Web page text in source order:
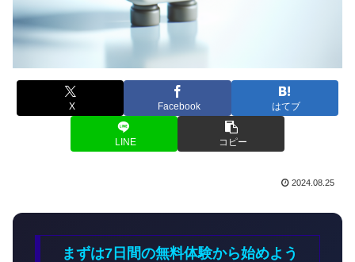
X Facebook はてブ
LINE コピー
2024.08.25
まずは7日間の無料体験から始めよう